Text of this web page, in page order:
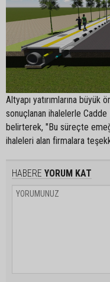
Altyapı yatırımlarına
sonuçlanan ihalelerle Cadde
belirterek, "Bu süreçte
ihaleleri alan firmalara
HABERE YORUM KAT